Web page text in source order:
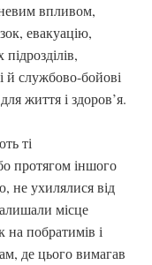
впливом,
евакуацію,
й службово-бойові
життя і здоров’я.
ті
протягом іншого
не ухилялися від
місце
на побратимів і
де цього вимагав